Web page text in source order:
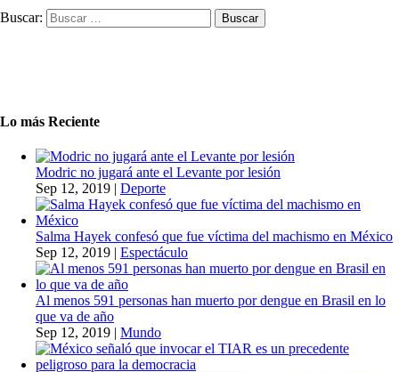
Buscar:
Lo más Reciente
Modric no jugará ante el Levante por lesión
Sep 12, 2019 | Deporte
Salma Hayek confesó que fue víctima del machismo en México
Sep 12, 2019 | Espectáculo
Al menos 591 personas han muerto por dengue en Brasil en lo
que va de año
Sep 12, 2019 | Mundo